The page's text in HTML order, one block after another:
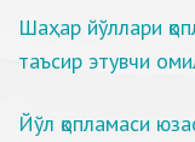
Шаҳар йўллари
таъсир этувчи
Йўл қопламаси